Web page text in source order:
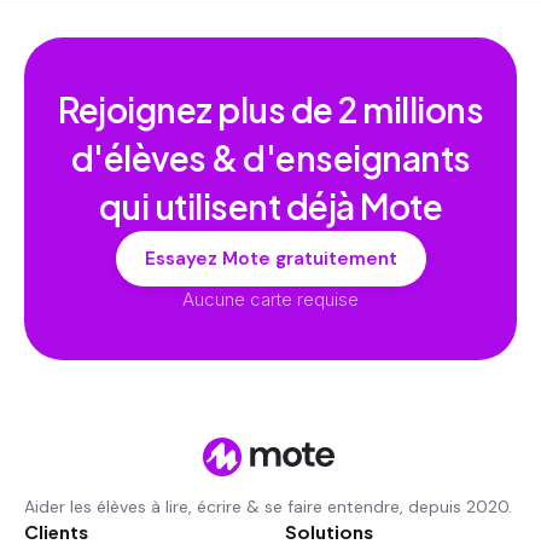
Rejoignez plus de2 millions
d'élèves & d'enseignants
qui utilisent déjà Mote
Essayez Mote gratuitement
Aucune carte requise
Aider les élèves à lire, écrire & se faire entendre, depuis 2020.
Clients Solutions